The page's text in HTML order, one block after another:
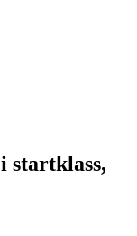
startklass,